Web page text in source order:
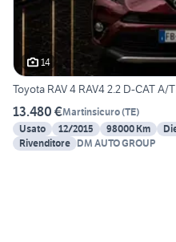
14
Toyota RAV 4 RAV4 2.2 D-CAT A/
13.480 €Martinsicuro(TE)
Usato
12/2015 98000 Km
Rivenditore DM AUTO GROUP